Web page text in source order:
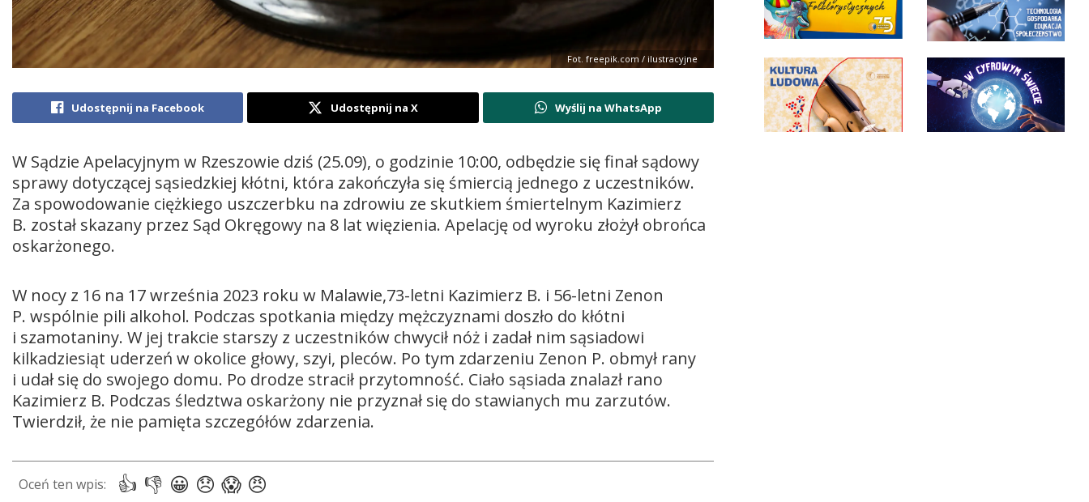
Fot. freepik.com / ilustracyjne
Udostępnij na Facebook Udostępnij na X Wyślij na WhatsApp
W Sądzie Apelacyjnym w Rzeszowie dziś (25.09), o godzinie 10:00, odbędzie się finał sądowy
sprawy dotyczącej sąsiedzkiej kłótni, która zakończyła się śmiercią jednego z uczestników.
Za spowodowanie ciężkiego uszczerbku na zdrowiu ze skutkiem śmiertelnym Kazimierz
B. został skazany przez Sąd Okręgowy na 8 lat więzienia. Apelację od wyroku złożył obrońca
oskarżonego.
W nocy z 16 na 17 września 2023 roku w Malawie,73-letni Kazimierz B. i 56-letni Zenon
P. wspólnie pili alkohol. Podczas spotkania między mężczyznami doszło do kłótni
i szamotaniny. W jej trakcie starszy z uczestników chwycił nóż i zadał nim sąsiadowi
kilkadziesiąt uderzeń w okolice głowy, szyi, pleców. Po tym zdarzeniu Zenon P. obmył rany
i udał się do swojego domu. Po drodze stracił przytomność. Ciało sąsiada znalazł rano
Kazimierz B. Podczas śledztwa oskarżony nie przyznał się do stawianych mu zarzutów.
Twierdził, że nie pamięta szczegółów zdarzenia.